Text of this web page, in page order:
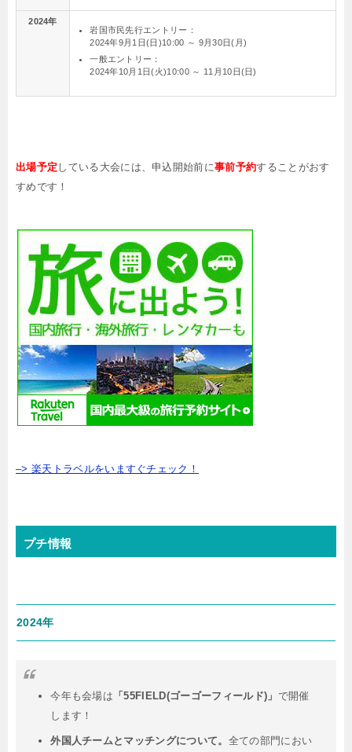
2024年
岩国市民先行エントリー：
2024年9月1日(日)10:00 ～ 9月30日(月)
一般エントリー：
2024年10月1日(火)10:00 ～ 11月10日(日)
出場予定 している大会には、申込開始前に事前予約することがおす
すめです！
–> 楽天トラベルをいますぐチェック！
プチ情報
2024年
今年も会場は 「55FIELD(ゴーゴーフィールド)」 で開催
します！
外国人チームとマッチングについて。 全ての部門におい